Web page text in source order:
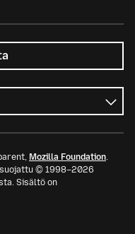
Mozilla Foundation.
© 1998–2026
Sisältö on